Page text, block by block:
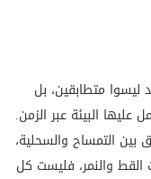
ليسوا متطابقين، بل
البيئة عبر الزمن.
التمساح والسحلية،
القط والنمر، فليست كل